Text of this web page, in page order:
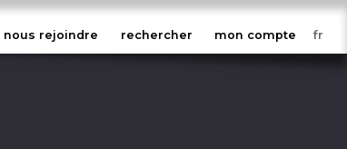
nous rejoindre rechercher mon compte